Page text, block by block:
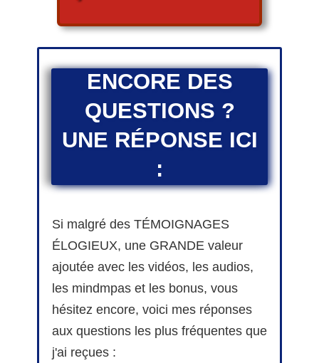
ENCORE DES
QUESTIONS ?
UNE RÉPONSE ICI
:
Si malgré des TÉMOIGNAGES
ÉLOGIEUX, une GRANDE valeur
ajoutée avec les vidéos, les audios,
les mindmpas et les bonus, vous
hésitez encore, voici mes réponses
aux questions les plus fréquentes que
j'ai reçues :